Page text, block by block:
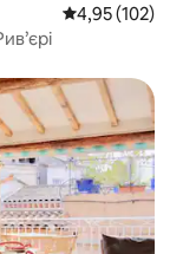
Середня
4,95 (102)